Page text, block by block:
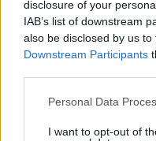
disclosure of your
IAB’s list of downstream
also be disclosed by us
Downstream Participants
Please note that this
not limited to your visit or
Personal Data
I want to opt-out of
Το αποκαλυπτικό
στο Instagram η Χάλι
31.07.2026, 06:11